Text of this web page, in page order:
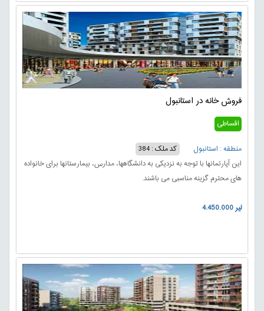
فروش خانه در استانبول
اقساطی
منطقه : استانبول
کد ملک : 384
این آپارتمانها با توجه به نزدیکی به دانشگاهها، مدارس، بیمارستانها برای خانواده
های محترم گزینه مناسبی می باشند.
4.450.000 لیر